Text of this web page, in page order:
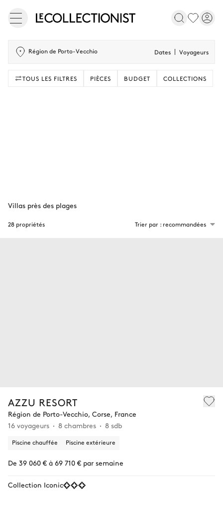
Région de Porto-Vecchio Dates Voyageurs
TOUS LES FILTRES PIÈCES BUDGET COLLECTIONS
AZZU RESORT
Région de Porto-Vecchio, Corse, France
16 voyageurs
8 chambres 8 sdb
Piscine chauffée Piscine extérieure
De 39 060 € à 69 710 € par semaine
Collection Iconic
28 propriétés Trier par : recommandées
Villas près des plages